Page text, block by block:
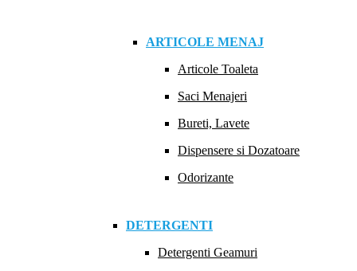
ARTICOLE MENAJ
Articole Toaleta
Saci Menajeri
Bureti, Lavete
Dispensere si Dozatoare
Odorizante
DETERGENTI
Detergenti Geamuri